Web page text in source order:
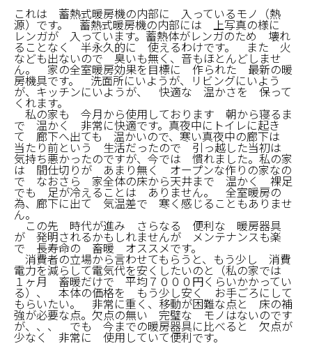
これは 蓄熱式暖房機の内部に 入っているモノ（熱
源）です。 蓄熱式暖房機の内部には 上写真の様に
レンガが 入っています。蓄熱体がレンガのため 壊れ
ることなく 半永久的に 使えるわけです。 また 火
なども出ないので 臭いも無く、音もほとんどしませ
ん。 家の全室暖房効果を目標に 作られた 最新の暖
房機具です。 洗面所にいようが、リビングにいよう
が、キッチンにいようが、 快適な 温かさを 保って
くれます。
私の家も 今月から使用しております 朝から寝るま
で 温かく 非常に快適です。真夜中にトイレに起き
て 廊下へ出ても 温かいので、寒い真夜中の廊下は
当たり前という 生活だったので 引っ越した当初は
気持ち悪かったのですが、今では 慣れました。私の家
は 間仕切りが あまり無く オープンな作りの家なの
で なおさら 家全体の床から天井まで 温かく 裸足
でも 足が冷えることは ありません。 全室暖房の
為、廊下に出て 気温差で 寒く感じることもありませ
ん。
この先 時代が進み さらなる 便利な 暖房器具
が 発明されるかもしれませんが メンテナンスも楽
で 長寿命の 畜暖 オススメです。
消費者の立場から言わせてもらうと、もう少し 消費
電力を減らして電気代を安くしたいのと（私の家では
１ヶ月 畜暖だけで 平均７０００円くらいかかってい
る）、 本体の価格を もう少し安く お手ごろにして
もらいたい。 非常に重く、移動が困難な点と 床の補
強が必要な点。欠点の無い 完璧な モノはないのです
が、、、 でも 今までの暖房器具に比べると 欠点が
少なく 非常に 使用していて便利です。